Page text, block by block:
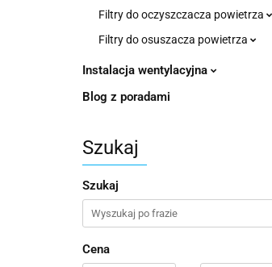
Filtry do oczyszczacza powietrza
Filtry do osuszacza powietrza
Instalacja wentylacyjna
Blog z poradami
Szukaj
Szukaj
Cena